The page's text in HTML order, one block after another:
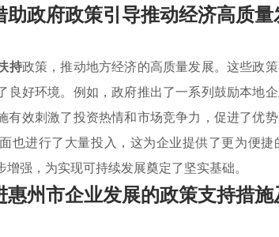
助政府政策引导推动经济高质
持政策，推动地方经济的高质量发展。这些政
良好环境。例如，政府推出了一系列鼓励本地
有效刺激了投资热情和市场竞争力，促进了优
也进行了大量投入，这为企业提供了更为便
强，为实现可持续发展奠定了坚实基础。
惠州市企业发展的政策支持措